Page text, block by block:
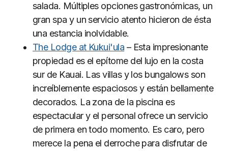
salada. Múltiples opciones gastronómicas, un
gran spa y un servicio atento hicieron de ésta
una estancia inolvidable.
The Lodge at Kukui'ula – Esta impresionante
propiedad es el epítome del lujo en la costa
sur de Kauai. Las villas y los bungalows son
increíblemente espaciosos y están bellamente
decorados. La zona de la piscina es
espectacular y el personal ofrece un servicio
de primera en todo momento. Es caro, pero
merece la pena el derroche para disfrutar de